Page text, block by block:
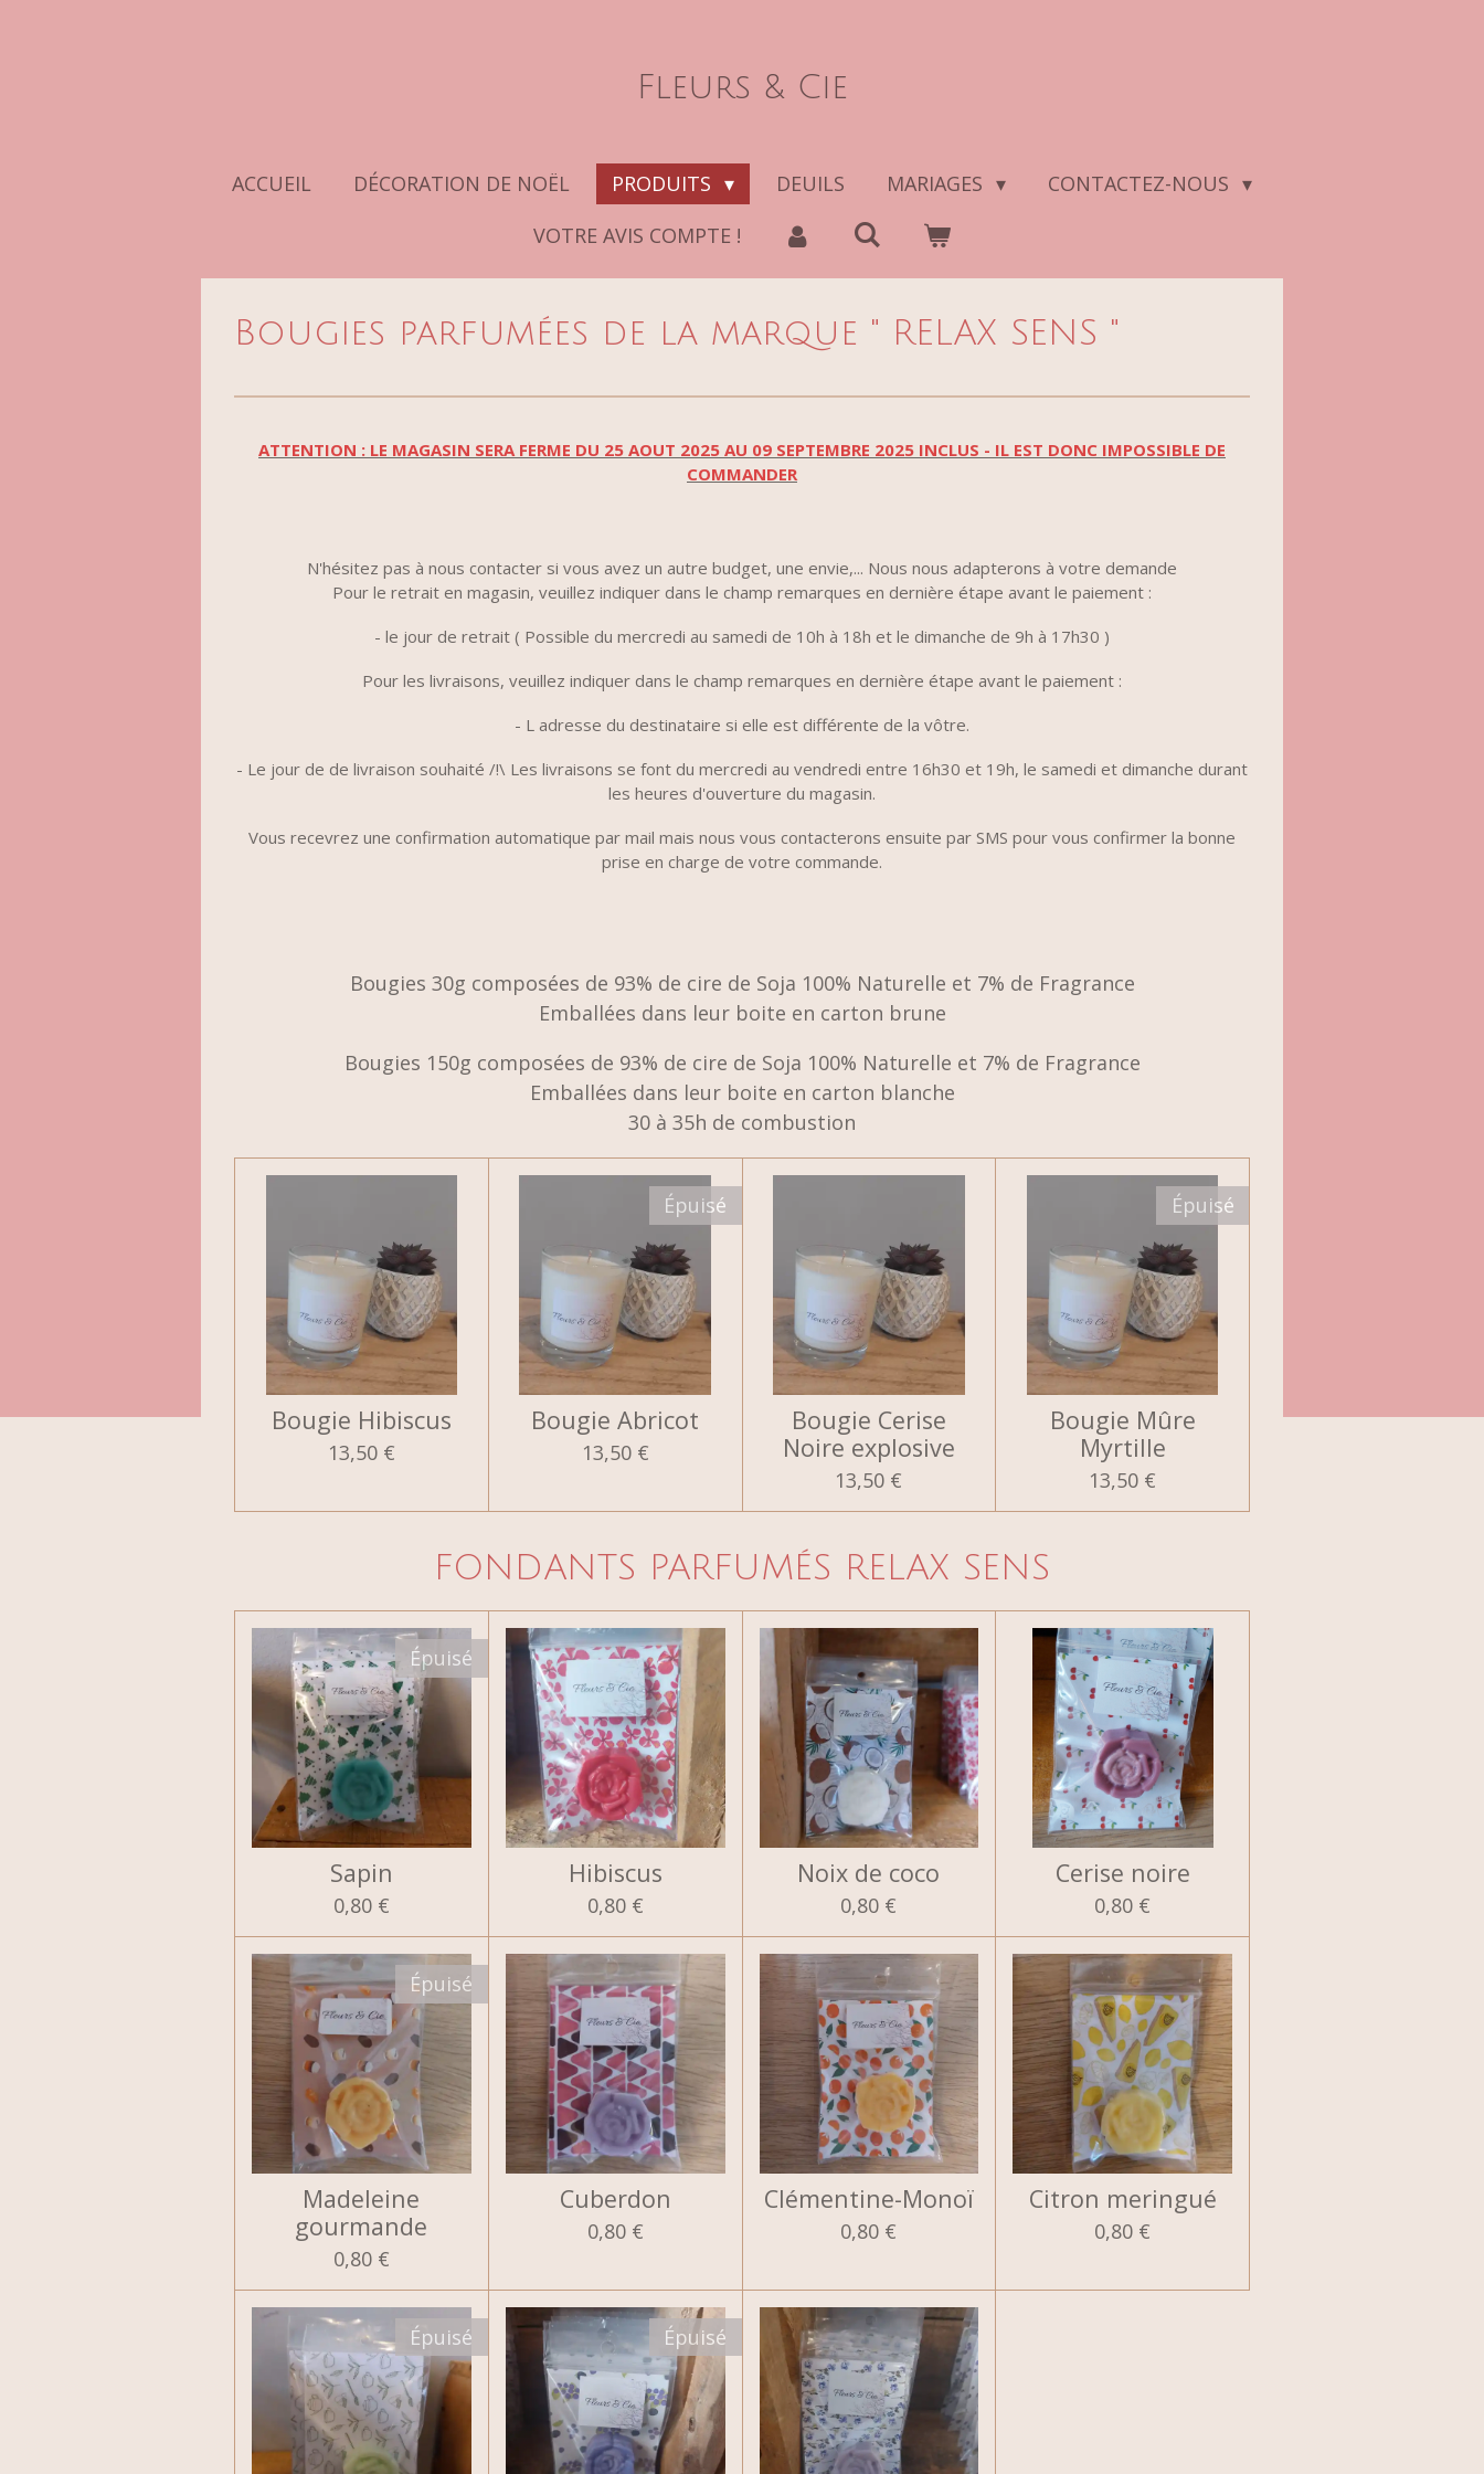
Fleurs & Cie
ACCUEIL DÉCORATION DE NOËL PRODUITS DEUILS MARIAGES
CONTACTEZ-NOUS
VOTRE AVIS COMPTE !
Bougies parfumées de la marque " RELAX SENS "
ATTENTION : LE MAGASIN SERA FERME DU 25 AOUT 2025 AU 09 SEPTEMBRE 2025 INCLUS - IL EST DONC IMPOSSIBLE DE
COMMANDER
N'hésitez pas à nous contacter si vous avez un autre budget, une envie,... Nous nous adapterons à votre demande
Pour le retrait en magasin, veuillez indiquer dans le champ remarques en dernière étape avant le paiement :
- le jour de retrait ( Possible du mercredi au samedi de 10h à 18h et le dimanche de 9h à 17h30 )
Pour les livraisons, veuillez indiquer dans le champ remarques en dernière étape avant le paiement :
- L adresse du destinataire si elle est différente de la vôtre.
- Le jour de de livraison souhaité /!\ Les livraisons se font du mercredi au vendredi entre 16h30 et 19h, le samedi et dimanche durant
les heures d'ouverture du magasin.
Vous recevrez une confirmation automatique par mail mais nous vous contacterons ensuite par SMS pour vous confirmer la bonne
prise en charge de votre commande.
Bougies 30g composées de 93% de cire de Soja 100% Naturelle et 7% de Fragrance
Emballées dans leur boite en carton brune
Bougies 150g composées de 93% de cire de Soja 100% Naturelle et 7% de Fragrance
Emballées dans leur boite en carton blanche
30 à 35h de combustion
Bougie Hibiscus
13,50 €
Épuisé
Bougie Abricot
13,50 €
Bougie Cerise
Noire explosive
13,50 €
Épuisé
Bougie Mûre
Myrtille
13,50 €
FONDANTS PARFUMÉS RELAX SENS
Épuisé
Sapin
0,80 €
Hibiscus
0,80 €
Noix de coco
0,80 €
Cerise noire
0,80 €
Épuisé
Madeleine
gourmande
0,80 €
Cuberdon
0,80 €
Clémentine-Monoï
0,80 €
Citron meringué
0,80 €
Épuisé Épuisé